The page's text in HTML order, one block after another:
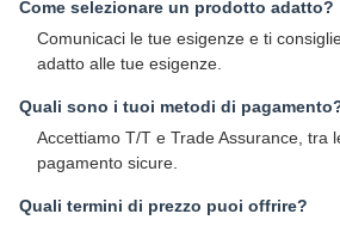
Come selezionare un prodotto adatto?
Comunicaci le tue esigenze e ti
adatto alle tue esigenze.
Quali sono i tuoi metodi di
Accettiamo T/T e Trade Assurance, tra
pagamento sicure.
Quali termini di prezzo puoi offrire?